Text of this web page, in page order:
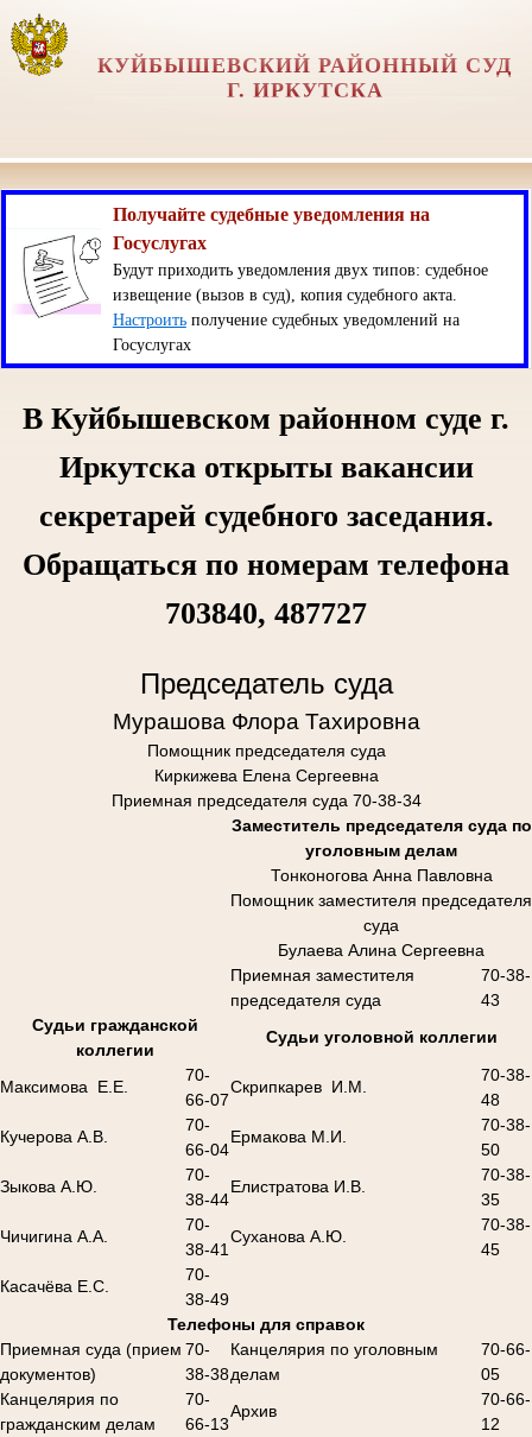
КУЙБЫШЕВСКИЙ РАЙОННЫЙ СУД
Г. ИРКУТСКА
Получайте судебные уведомления на
Госуслугах
Будут приходить уведомления двух типов: судебное
извещение (вызов в суд), копия судебного акта.
Настроитьполучение судебных уведомлений на
Госуслугах
В Куйбышевском районном суде г.
Иркутска открыты вакансии
секретарей судебного заседания.
Обращаться по номерам телефона
703840, 487727
Председатель суда
Мурашова Флора Тахировна
Помощник председателя суда
Киркижева Елена Сергеевна
Приемная председателя суда 70-38-34
Заместитель председателя суда по
уголовным делам
Тонконогова Анна Павловна
Помощник заместителя председателя
суда
Булаева Алина Сергеевна
Приемная заместителя
председателя суда
70-38-
43
Судьи гражданской
коллегии
Судьи уголовной коллегии
Максимова Е.Е.
70-
66-07
Скрипкарев И.М.
70-38-
48
Кучерова А.В.
70-
66-04
Ермакова М.И.
70-38-
50
Зыкова А.Ю.
70-
38-44
Елистратова И.В.
70-38-
35
Чичигина А.А.
70-
38-41
Суханова А.Ю.
70-38-
45
Касачёва Е.С.
70-
38-49
Телефоны для справок
Приемная суда (прием
документов)
70-
38-38
Канцелярия по уголовным
делам
70-66-
05
Канцелярия по
гражданским делам
70-
66-13
Архив
70-66-
12